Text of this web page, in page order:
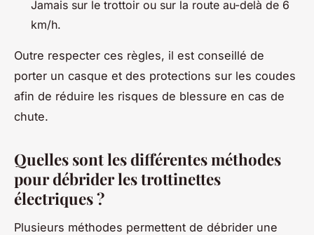
Jamais sur le trottoir ou sur la route au-delà de 6
km/h.
Outre respecter ces règles, il est conseillé de
porter un casque et des protections sur les coudes
afin de réduire les risques de blessure en cas de
chute.
Quelles sont les différentes méthodes
pour débrider les trottinettes
électriques ?
Plusieurs méthodes permettent de débrider une